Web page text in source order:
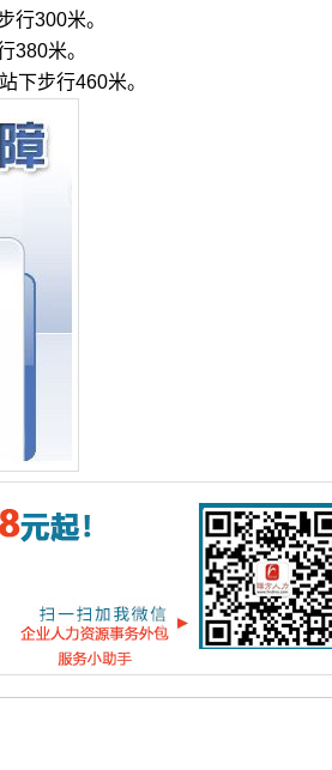
300米。
米。
步行460米。